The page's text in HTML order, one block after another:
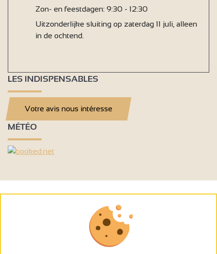
Zon- en feestdagen: 9:30 - 12:30
Uitzonderlijke sluiting op zaterdag 11 juli, alleen
in de ochtend.
LES INDISPENSABLES
Votre avis nous intéresse
MÉTÉO